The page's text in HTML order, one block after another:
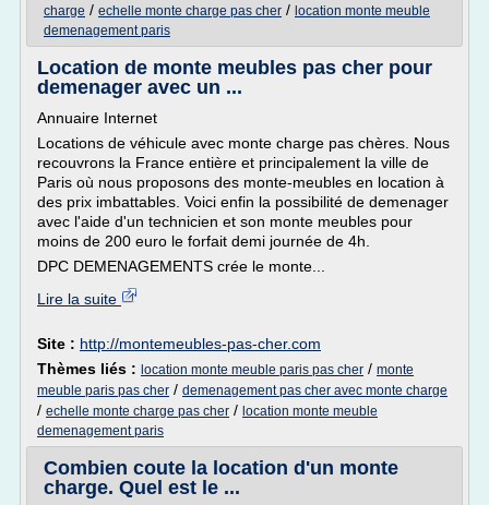
charge / echelle monte charge pas cher / location monte meuble
demenagement paris
Location de monte meubles pas cher pour
demenager avec un ...
Annuaire Internet
Locations de véhicule avec monte charge pas chères. Nous
recouvrons la France entière et principalement la ville de
Paris où nous proposons des monte-meubles en location à
des prix imbattables. Voici enfin la possibilité de demenager
avec l'aide d'un technicien et son monte meubles pour
moins de 200 euro le forfait demi journée de 4h.
DPC DEMENAGEMENTS crée le monte...
Lire la suite
Site : http://montemeubles-pas-cher.com
Thèmes liés : location monte meuble paris pas cher / monte
meuble paris pas cher / demenagement pas cher avec monte charge
/ echelle monte charge pas cher / location monte meuble
demenagement paris
Combien coute la location d'un monte
charge. Quel est le ...